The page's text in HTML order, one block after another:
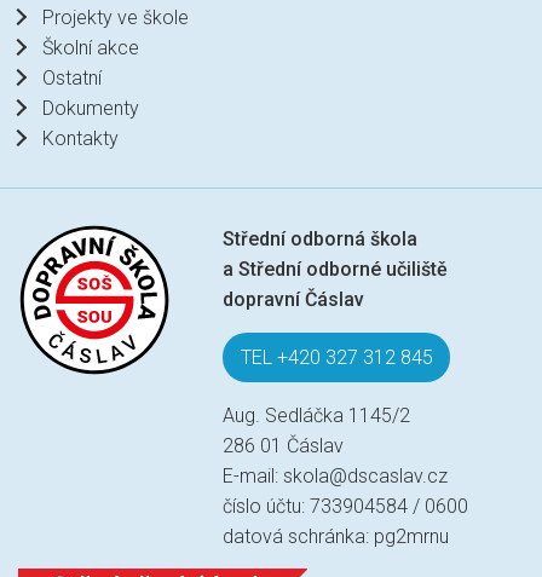
Projekty ve škole
Školní akce
Ostatní
Dokumenty
Kontakty
Střední odborná škola
a Střední odborné učiliště
dopravní Čáslav
TEL +420 327 312 845
Aug. Sedláčka 1145/2
286 01 Čáslav
E-mail:skola@dscaslav.cz
číslo účtu: 733904584 / 0600
datová schránka: pg2mrnu